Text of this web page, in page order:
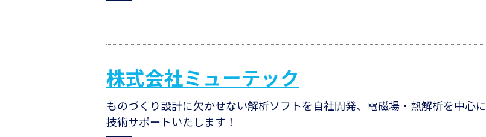
株式会社ミューテック
ものづくり設計に欠かせない解析ソフトを自社開発、電磁場・熱解析を中心に
技術サポートいたします！